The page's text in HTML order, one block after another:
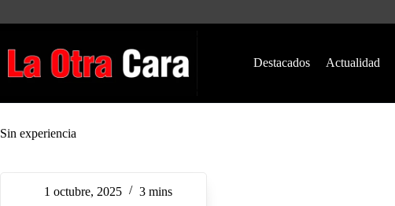
Destacados Actualidad
Sin experiencia
1 octubre, 2025 3 mins